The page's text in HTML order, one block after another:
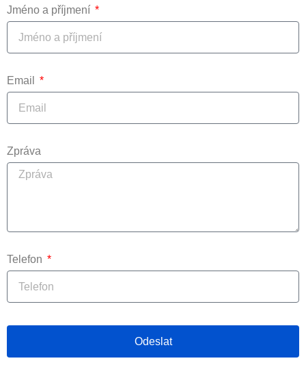
Jméno a příjmení
Email
Zpráva
Telefon
Odeslat